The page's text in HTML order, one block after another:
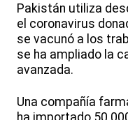
Pakistán utiliza
el coronavirus
se vacunó a los
se ha ampliado la
avanzada.
Una compañía